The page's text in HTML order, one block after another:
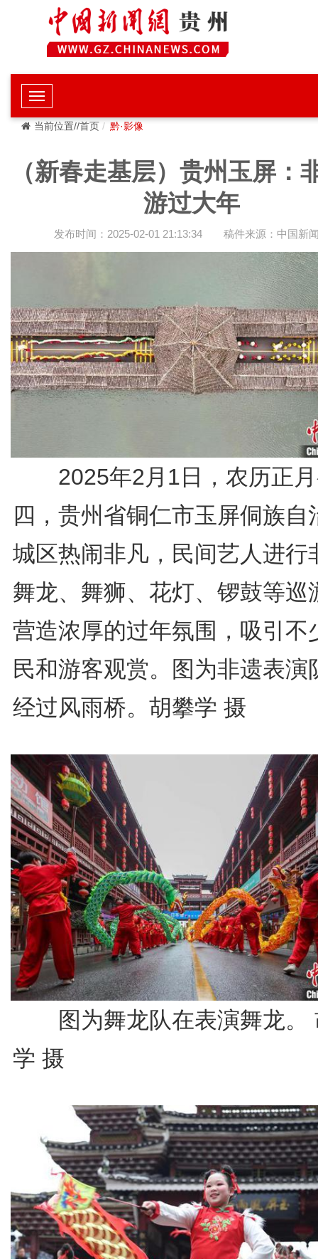
当前位置//首页 黔·影像
（新春走基层）贵州玉屏：
游过大年
发布时间：2025-02-01 21:13:34 稿件来源：中国新
2025年2月1日，农历正
四，贵州省铜仁市玉屏侗族自
城区热闹非凡，民间艺人进行
舞龙、舞狮、花灯、锣鼓等巡
营造浓厚的过年氛围，吸引不
民和游客观赏。图为非遗表演
经过风雨桥。胡攀学 摄
图为舞龙队在表演舞龙。
学 摄